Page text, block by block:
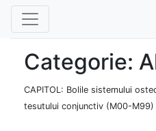
Categorie:
CAPITOL: Bolile sistemului
tesutului conjunctiv (M00-M99)